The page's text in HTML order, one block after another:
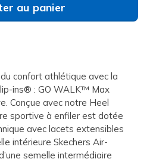
au panier
confort athlétique avec la
ins® : GO WALK™ Max
Conçue avec notre Heel
sportive à enfiler est dotée
avec lacets extensibles
intérieure Skechers Air-
semelle intermédiaire